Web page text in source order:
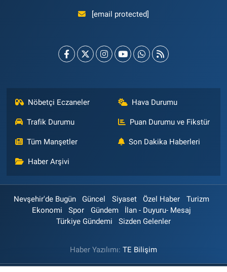
[email protected]
Nöbetçi Eczaneler Hava Durumu
Trafik Durumu Puan Durumu ve Fikstür
Tüm Manşetler Son Dakika Haberleri
Haber Arşivi
Nevşehir'de Bugün Güncel Siyaset Özel Haber
Turizm
Ekonomi
Spor Gündem
İlan - Duyuru- Mesaj
Türkiye Gündemi
Sizden Gelenler
Haber Yazılımı: TE Bilişim